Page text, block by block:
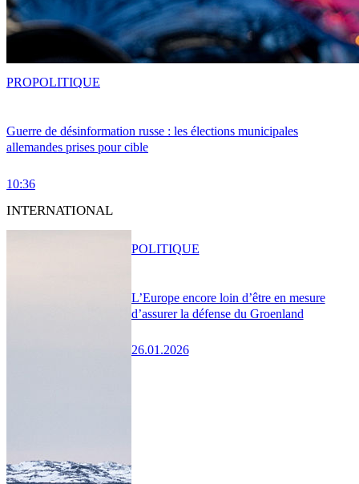
Guerre de désinformation russe : les élections municipales
allemandes prises pour cible
10:36
PROPOLITIQUE
INTERNATIONAL
L’Europe encore loin d’être en mesure
d’assurer la défense du Groenland
26.01.2026
POLITIQUE